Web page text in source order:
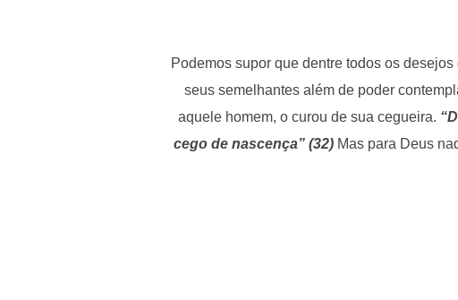
Podemos supor que dentre todos os
seus semelhantes além de poder
aquele homem, o curou de sua cegueira.
cego de nascença” (32) Mas para Deus